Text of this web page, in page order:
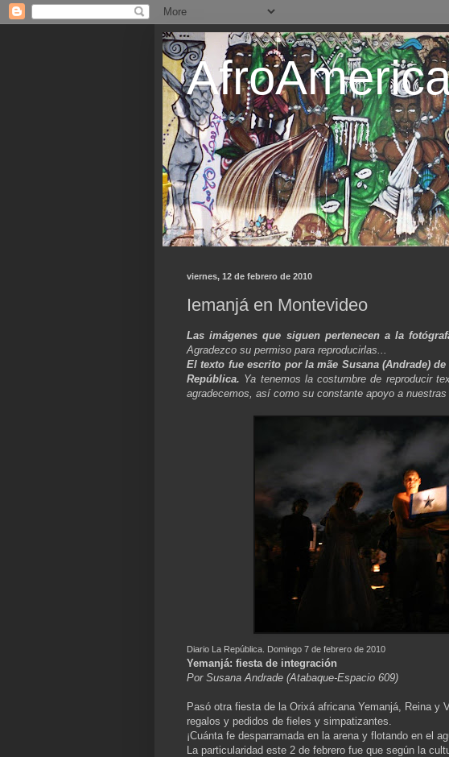
viernes, 12 de febrero de 2010
Iemanjá en Montevideo
Las imágenes que siguen pertenecen a la
Agradezco su permiso para reproducirlas...
El texto fue escrito por la mãe Susana (Andrade)
República. Ya tenemos la costumbre de reproducir
agradecemos, así como su constante apoyo a nuestras
Diario La República. Domingo 7 de febrero de 2010
Yemanjá: fiesta de integración
Por Susana Andrade (Atabaque-Espacio 609)
Pasó otra fiesta de la Orixá africana Yemanjá, Reina y
regalos y pedidos de fieles y simpatizantes.
¡Cuánta fe desparramada en la arena y flotando en el
La particularidad este 2 de febrero fue que según la